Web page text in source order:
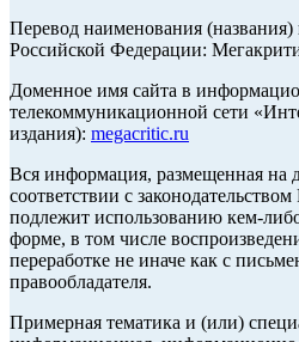
Перевод наименования (названия)
Российской Федерации:
Доменное имя сайта в
телекоммуникационной сети
издания): megacritic.ru
Вся информация, размещенная на
соответствии с
подлежит использованию кем-
форме, в том числе
переработке не иначе как с
правообладателя.
Примерная тематика и (или)